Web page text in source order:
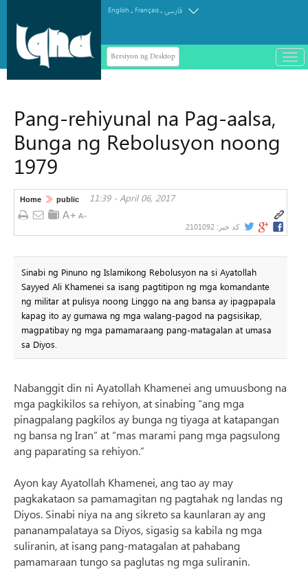
English . Français.فارسی
Bersiyon ng Desktop
باز
و
Pang-rehiyunal na Pag-aalsa,
Bunga ng Rebolusyon noong
1979
Home public 11:39 - April 06, 2017
کد خبر: 2101092
Sinabi ng Pinuno ng Islamikong Rebolusyon na si Ayatollah
Sayyed Ali Khamenei sa isang pagtitipon ng mga komandante
ng militar at pulisya noong Linggo na ang bansa ay ipagpapala
kapag ito ay gumawa ng mga walang-pagod na pagsisikap,
magpatibay ng mga pamamaraang pang-matagalan at umasa
sa Diyos.
Nabanggit din ni Ayatollah Khamenei ang umuusbong na
mga pagkikilos sa rehiyon, at sinabing “ang mga
pinagpalang pagkilos ay bunga ng tiyaga at katapangan
ng bansa ng Iran” at “mas marami pang mga pagsulong
ang paparating sa rehiyon.”
Ayon kay Ayatollah Khamenei, ang tao ay may
pagkakataon sa pamamagitan ng pagtahak ng landas ng
Diyos. Sinabi niya na ang sikreto sa kaunlaran ay ang
pananampalataya sa Diyos, sigasig sa kabila ng mga
suliranin, at isang pang-matagalan at pahabang
pamamaraan tungo sa paglutas ng mga suliranin.